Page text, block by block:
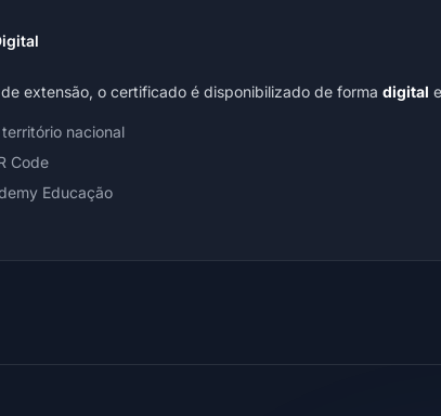
extensão, o certificado é disponibilizado de forma digital
nacional
Code
Educação